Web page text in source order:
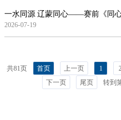
一水同源 辽蒙同心——赛前《同
2026-07-19
共81页 首页 上一页 1 2
下一页
尾页 转到